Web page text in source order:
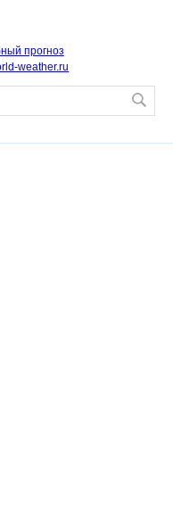
прогноз
weather.ru